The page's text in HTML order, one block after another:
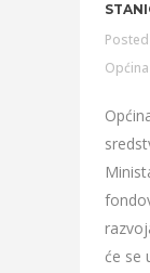
Općina
će se